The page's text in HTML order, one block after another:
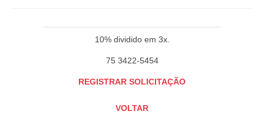
10% dividido em 3x.
75 3422-5454
REGISTRAR SOLICITAÇÃO
VOLTAR